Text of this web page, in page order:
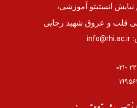
انستیتو آموزشی،
قلب و عروق شهید رجایی
info@rhi.ac.ir